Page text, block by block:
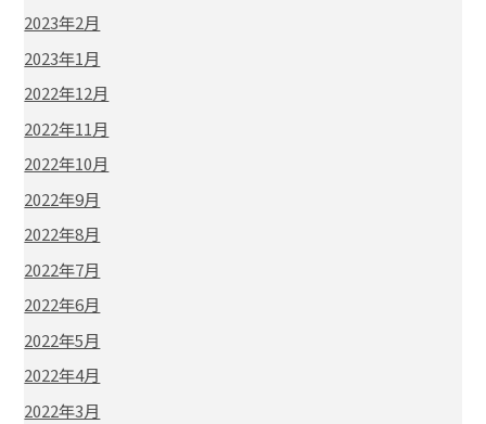
2023年2月
2023年1月
2022年12月
2022年11月
2022年10月
2022年9月
2022年8月
2022年7月
2022年6月
2022年5月
2022年4月
2022年3月